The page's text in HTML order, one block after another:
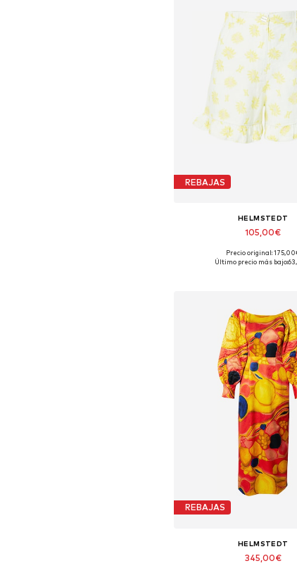
REBAJAS
HELMSTEDT
105,00€
Tallas disponibles:
Precio original:
Último precio más bajo:
REBAJAS
HELMSTEDT
345,00€